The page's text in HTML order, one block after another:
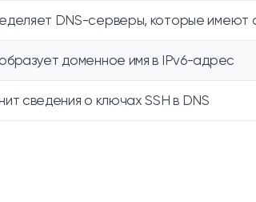
DNS-серверы, которые имеют
доменное имя в IPv6-адрес
сведения о ключах SSH в DNS